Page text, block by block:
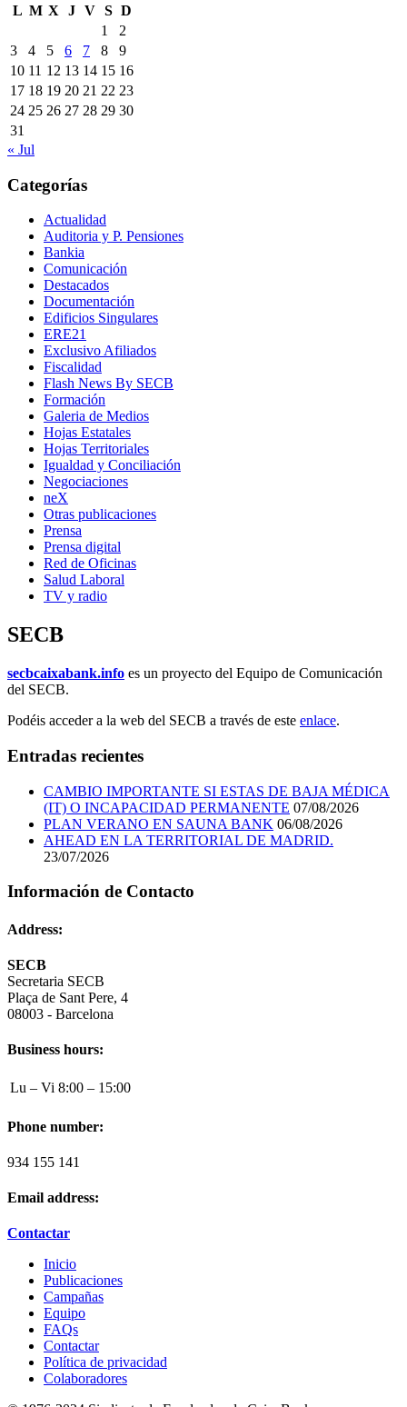
L M X J V S D
1
2
3
4 5 6 7 8
9
10 11 12 13 14 15 16
17 18 19 20 21 22 23
24 25 26 27 28 29 30
31
« Jul
Categorías
Actualidad
Auditoria y P. Pensiones
Bankia
Comunicación
Destacados
Documentación
Edificios Singulares
ERE21
Exclusivo Afiliados
Fiscalidad
Flash News By SECB
Formación
Galeria de Medios
Hojas Estatales
Hojas Territoriales
Igualdad y Conciliación
Negociaciones
neX
Otras publicaciones
Prensa
Prensa digital
Red de Oficinas
Salud Laboral
TV y radio
SECB
secbcaixabank.info es un proyecto del Equipo de Comunicación
del SECB.
Podéis acceder a la web del SECB a través de este enlace.
Entradas recientes
CAMBIO IMPORTANTE SI ESTAS DE BAJA MÉDICA
(IT) O INCAPACIDAD PERMANENTE 07/08/2026
PLAN VERANO EN SAUNA BANK 06/08/2026
AHEAD EN LA TERRITORIAL DE MADRID.
23/07/2026
Información de Contacto
Address:
SECB
Secretaria SECB
Plaça de Sant Pere, 4
08003 - Barcelona
Business hours:
Lu – Vi 8:00 – 15:00
Phone number:
934 155 141
Email address:
Contactar
Inicio
Publicaciones
Campañas
Equipo
FAQs
Contactar
Política de privacidad
Colaboradores